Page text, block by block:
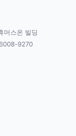
머스온 빌딩
9270